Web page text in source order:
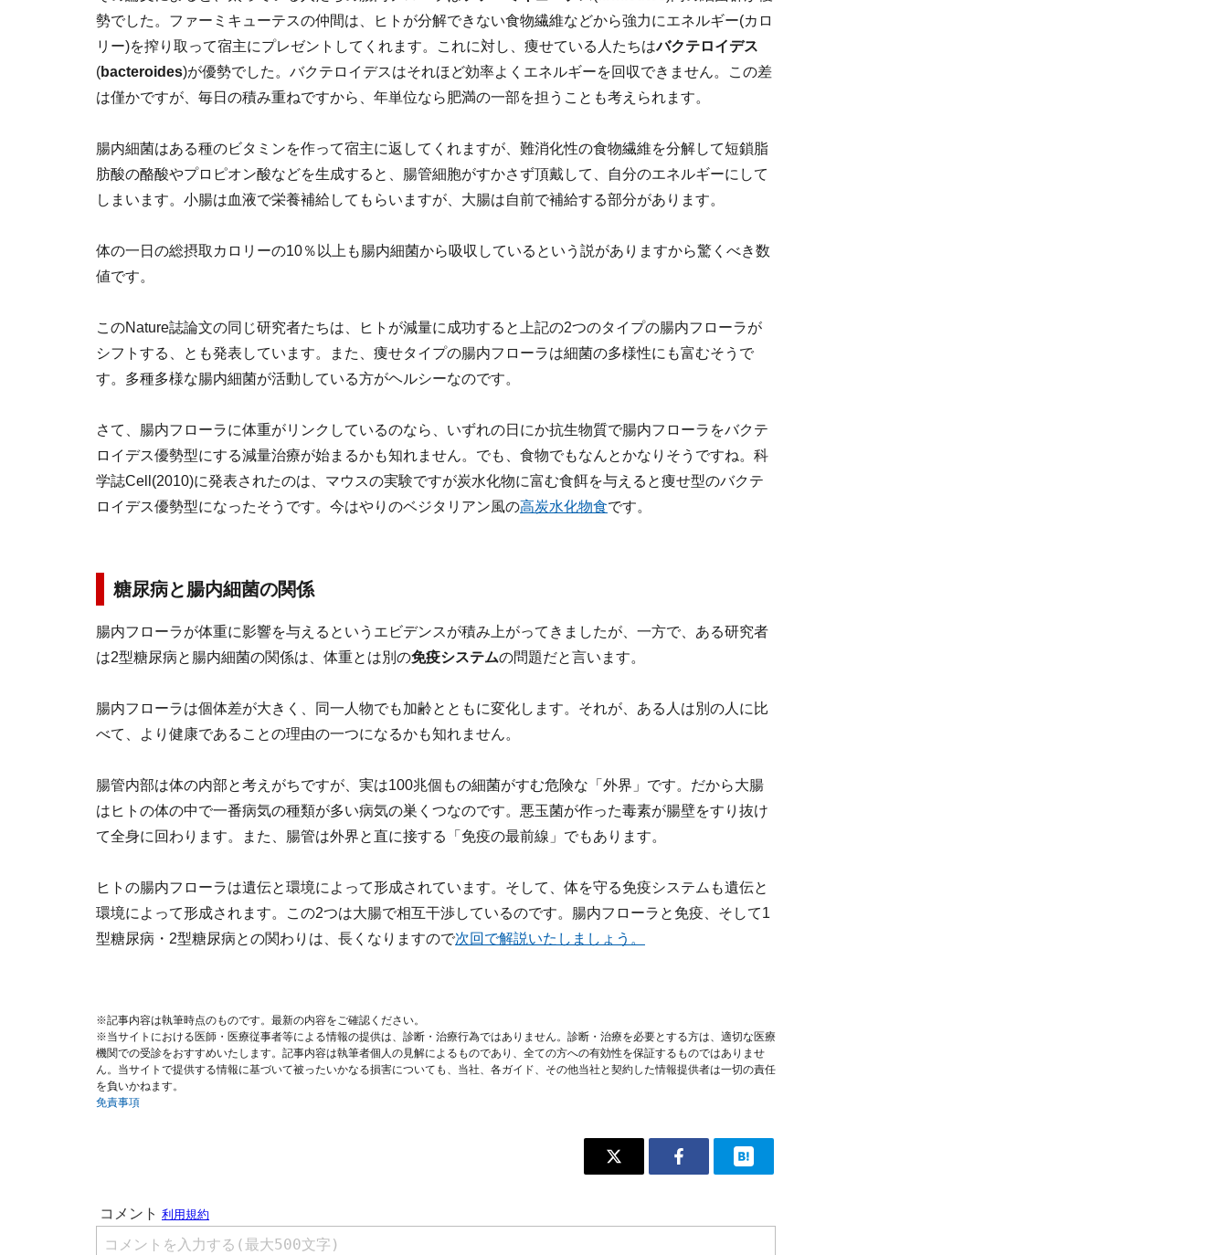
勢でした。ファーミキューテスの仲間は、ヒトが分解できない食物繊維などから強力にエネルギー(カロ
リー)を搾り取って宿主にプレゼントしてくれます。これに対し、痩せている人たちはバクテロイデス
(bacteroides)が優勢でした。バクテロイデスはそれほど効率よくエネルギーを回収できません。この差
は僅かですが、毎日の積み重ねですから、年単位なら肥満の一部を担うことも考えられます。
腸内細菌はある種のビタミンを作って宿主に返してくれますが、難消化性の食物繊維を分解して短鎖脂
肪酸の酪酸やプロピオン酸などを生成すると、腸管細胞がすかさず頂戴して、自分のエネルギーにして
しまいます。小腸は血液で栄養補給してもらいますが、大腸は自前で補給する部分があります。
体の一日の総摂取カロリーの10％以上も腸内細菌から吸収しているという説がありますから驚くべき数
値です。
このNature誌論文の同じ研究者たちは、ヒトが減量に成功すると上記の2つのタイプの腸内フローラが
シフトする、とも発表しています。また、痩せタイプの腸内フローラは細菌の多様性にも富むそうで
す。多種多様な腸内細菌が活動している方がヘルシーなのです。
さて、腸内フローラに体重がリンクしているのなら、いずれの日にか抗生物質で腸内フローラをバクテ
ロイデス優勢型にする減量治療が始まるかも知れません。でも、食物でもなんとかなりそうですね。科
学誌Cell(2010)に発表されたのは、マウスの実験ですが炭水化物に富む食餌を与えると痩せ型のバクテ
ロイデス優勢型になったそうです。今はやりのベジタリアン風の高炭水化物食です。
糖尿病と腸内細菌の関係
腸内フローラが体重に影響を与えるというエビデンスが積み上がってきましたが、一方で、ある研究者
は2型糖尿病と腸内細菌の関係は、体重とは別の免疫システムの問題だと言います。
腸内フローラは個体差が大きく、同一人物でも加齢とともに変化します。それが、ある人は別の人に比
べて、より健康であることの理由の一つになるかも知れません。
腸管内部は体の内部と考えがちですが、実は100兆個もの細菌がすむ危険な「外界」です。だから大腸
はヒトの体の中で一番病気の種類が多い病気の巣くつなのです。悪玉菌が作った毒素が腸壁をすり抜け
て全身に回わります。また、腸管は外界と直に接する「免疫の最前線」でもあります。
ヒトの腸内フローラは遺伝と環境によって形成されています。そして、体を守る免疫システムも遺伝と
環境によって形成されます。この2つは大腸で相互干渉しているのです。腸内フローラと免疫、そして1
型糖尿病・2型糖尿病との関わりは、長くなりますので次回で解説いたしましょう。
※記事内容は執筆時点のものです。最新の内容をご確認ください。
※当サイトにおける医師・医療従事者等による情報の提供は、診断・治療行為ではありません。診断・治療を必要とする方は、適切な医療
機関での受診をおすすめいたします。記事内容は執筆者個人の見解によるものであり、全ての方への有効性を保証するものではありませ
ん。当サイトで提供する情報に基づいて被ったいかなる損害についても、当社、各ガイド、その他当社と契約した情報提供者は一切の責任
を負いかねます。
免責事項